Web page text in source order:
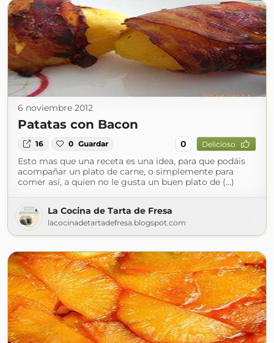
6 noviembre 2012
Patatas con Bacon
16 0 Guardar 0 Delicioso
Esto mas que una receta es una idea, para que podáis
acompañar un plato de carne, o simplemente para
comer así, a quien no le gusta un buen plato de (...)
La Cocina de Tarta de Fresa
lacocinadetartadefresa.blogspot.com